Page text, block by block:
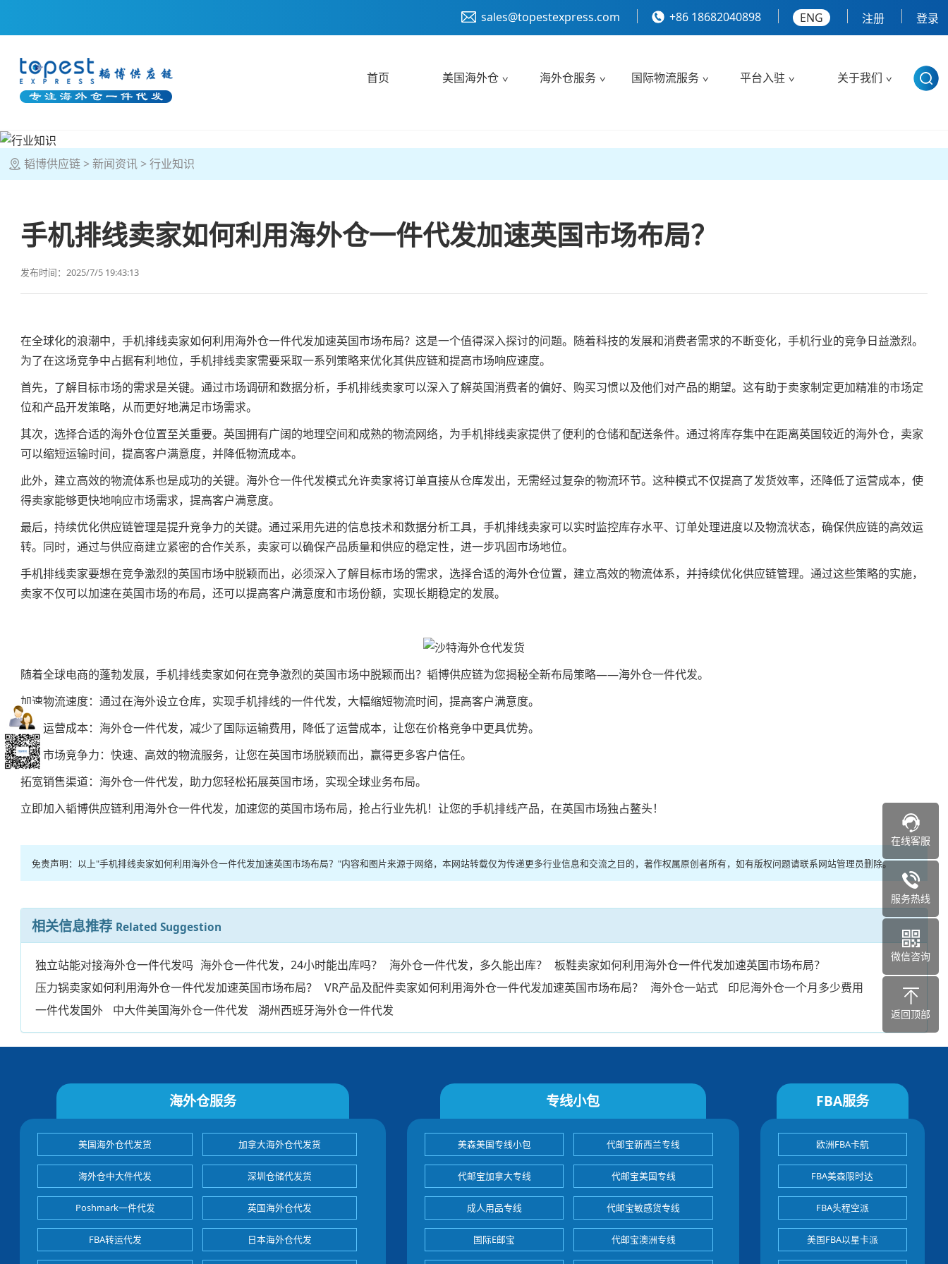
sales@topestexpress.com +86 18682040898 ENG 注册 登录
首页 美国海外仓 海外仓服务 国际物流服务 平台入驻 关于我们
韬博供应链 新闻资讯 行业知识
手机排线卖家如何利用海外仓一件代发加速英国市场布局？
发布时间：2025/7/5 19:43:13
在全球化的浪潮中，手机排线卖家如何利用海外仓一件代发加速英国市场布局？这是一个值得深入探讨的问题。随着科技的发展和消费者需求的不断变化，手机行业的竞争日益激烈。
为了在这场竞争中占据有利地位，手机排线卖家需要采取一系列策略来优化其供应链和提高市场响应速度。
首先，了解目标市场的需求是关键。通过市场调研和数据分析，手机排线卖家可以深入了解英国消费者的偏好、购买习惯以及他们对产品的期望。这有助于卖家制定更加精准的市场定
位和产品开发策略，从而更好地满足市场需求。
其次，选择合适的海外仓位置至关重要。英国拥有广阔的地理空间和成熟的物流网络，为手机排线卖家提供了便利的仓储和配送条件。通过将库存集中在距离英国较近的海外仓，卖家
可以缩短运输时间，提高客户满意度，并降低物流成本。
此外，建立高效的物流体系也是成功的关键。海外仓一件代发模式允许卖家将订单直接从仓库发出，无需经过复杂的物流环节。这种模式不仅提高了发货效率，还降低了运营成本，使
得卖家能够更快地响应市场需求，提高客户满意度。
最后，持续优化供应链管理是提升竞争力的关键。通过采用先进的信息技术和数据分析工具，手机排线卖家可以实时监控库存水平、订单处理进度以及物流状态，确保供应链的高效运
转。同时，通过与供应商建立紧密的合作关系，卖家可以确保产品质量和供应的稳定性，进一步巩固市场地位。
手机排线卖家要想在竞争激烈的英国市场中脱颖而出，必须深入了解目标市场的需求，选择合适的海外仓位置，建立高效的物流体系，并持续优化供应链管理。通过这些策略的实施，
卖家不仅可以加速在英国市场的布局，还可以提高客户满意度和市场份额，实现长期稳定的发展。
随着全球电商的蓬勃发展，手机排线卖家如何在竞争激烈的英国市场中脱颖而出？韬博供应链为您揭秘全新布局策略——海外仓一件代发。
加速物流速度：通过在海外设立仓库，实现手机排线的一件代发，大幅缩短物流时间，提高客户满意度。
降低运营成本：海外仓一件代发，减少了国际运输费用，降低了运营成本，让您在价格竞争中更具优势。
提升市场竞争力：快速、高效的物流服务，让您在英国市场脱颖而出，赢得更多客户信任。
拓宽销售渠道：海外仓一件代发，助力您轻松拓展英国市场，实现全球业务布局。
立即加入韬博供应链利用海外仓一件代发，加速您的英国市场布局，抢占行业先机！让您的手机排线产品，在英国市场独占鳌头！
免责声明：以上"手机排线卖家如何利用海外仓一件代发加速英国市场布局？"内容和图片来源于网络，本网站转载仅为传递更多行业信息和交流之目的，著作权属原创者所有，如有版权问题请联系网站管理员删除。
相关信息推荐 Related Suggestion
独立站能对接海外仓一件代发吗 海外仓一件代发，24小时能出库吗？ 海外仓一件代发，多久能出库？
板鞋卖家如何利用海外仓一件代发加速英国市场布局？
压力锅卖家如何利用海外仓一件代发加速英国市场布局？
VR产品及配件卖家如何利用海外仓一件代发加速英国市场布局？ 海外仓一站式
印尼海外仓一个月多少费用
一件代发国外
中大件美国海外仓一件代发 湖州西班牙海外仓一件代发
海外仓服务
美国海外仓代发货 加拿大海外仓代发货
海外仓中大件代发 深圳仓储代发货
Poshmark一件代发 英国海外仓代发
FBA转运代发 日本海外仓代发
专线小包
美森美国专线小包 代邮宝新西兰专线
代邮宝加拿大专线 代邮宝美国专线
成人用品专线 代邮宝敏感货专线
国际E邮宝 代邮宝澳洲专线
FBA服务
欧洲FBA卡航
FBA美森限时达
FBA头程空派
美国FBA以星卡派
在线客服
服务热线
微信咨询
返回顶部